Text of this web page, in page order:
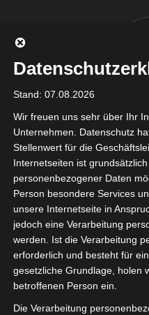
springen
Wo Bosse Höschen
Datenschutz
Stand: 07.08.2026
Wir freuen uns sehr über Ihr
Unternehmen. Datenschutz
Stellenwert für die
Internetseiten ist
personenbezogener Daten
Person besondere Services
unsere Internetseite in
jedoch eine Verarbeitung
werden. Ist die Verarbeitung
erforderlich und besteht für
gesetzliche Grundlage, holen
betroffenen Person ein.
Die Verarbeitung